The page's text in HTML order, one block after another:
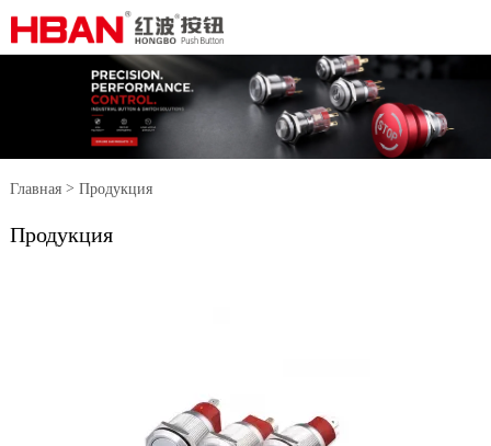
Главная> Продукция
Продукция